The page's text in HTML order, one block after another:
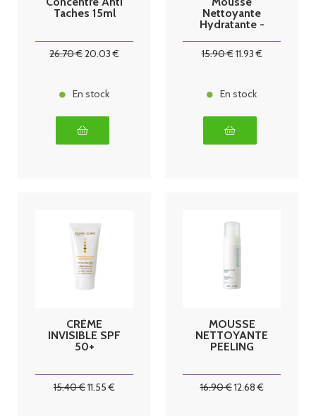
Taches 15ml
26.70€20.03 €
En stock
Nettoyante
Hydratante -
- Peaux
Déshydratées,
15.90€11.93€
En stock
CRÈME
INVISIBLE SPF
50+
15.40€11.55 €
MOUSSE
NETTOYANTE
PEELING
16.90€12.68€